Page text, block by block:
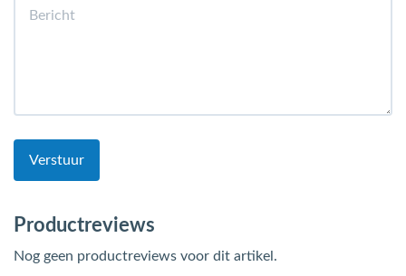
Verstuur
Productreviews
Nog geen productreviews voor dit artikel.